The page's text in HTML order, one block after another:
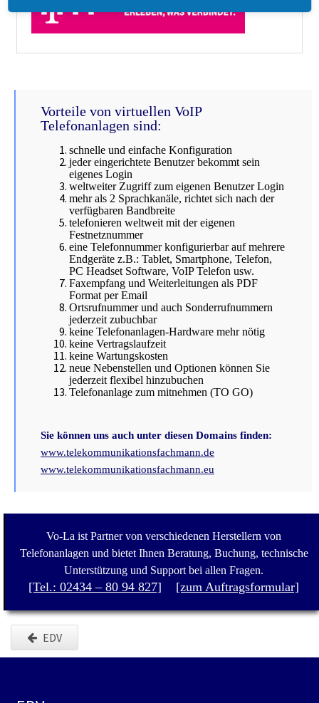
Telefonanlagen sind:
schnelle und einfache Konfiguration
eigenes Login
weltweiter Zugriff zum eigenen Benutzer Login
mehr als 2 Sprachkanäle, richtet sich nach der
verfügbaren Bandbreite
telefonieren weltweit mit der eigenen
Festnetznummer
eine Telefonnummer konfigurierbar auf mehrere
Endgeräte z.B.: Tablet, Smartphone, Telefon,
PC Headset Software, VoIP Telefon usw.
Faxempfang und Weiterleitungen als PDF
Format per Email
Ortsrufnummer und auch Sonderrufnummern
jederzeit zubuchbar
keine Telefonanlagen-Hardware mehr nötig
keine Vertragslaufzeit
keine Wartungskosten
neue Nebenstellen und Optionen können Sie
jederzeit flexibel hinzubuchen
Telefonanlage zum mitnehmen (TO GO)
www.telekommunikationsfachmann.de
www.telekommunikationsfachmann.eu
Vo-La ist Partner von verschiedenen Herstellern von
Telefonanlagen und bietet Ihnen Beratung, Buchung, technische
Unterstützung und Support bei allen Fragen.
[Tel.: 02434 – 80 94 827] [zum Auftragsformular]
EDV